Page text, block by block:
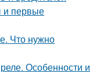
и первые
Что нужно
Особенности и